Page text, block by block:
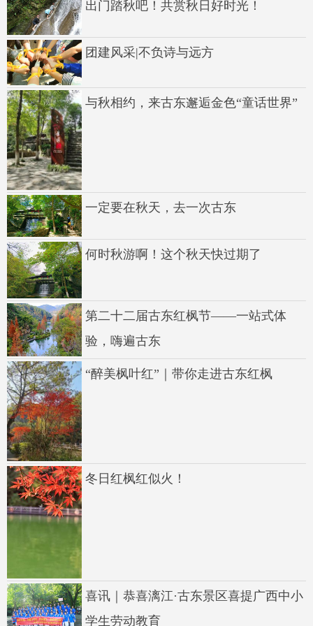
出门踏秋吧！共赏秋日好时光！
团建风采|不负诗与远方
与秋相约，来古东邂逅金色“童话世界”
一定要在秋天，去一次古东
何时秋游啊！这个秋天快过期了
第二十二届古东红枫节——一站式体
验，嗨遍古东
“醉美枫叶红”｜带你走进古东红枫
冬日红枫红似火！
喜讯｜恭喜漓江·古东景区喜提广西中小
学生劳动教育